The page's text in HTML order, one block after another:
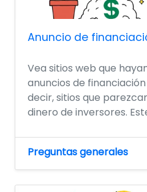
Anuncio de
Vea sitios web que
anuncios de
decir, sitios que
dinero de inversores.
Preguntas generales